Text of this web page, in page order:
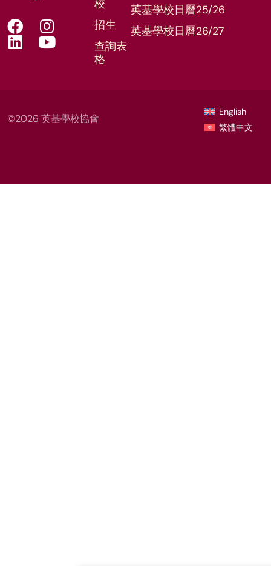
校
招生
查詢表
格
英基學校日曆25/26
英基學校日曆26/27
©2026 英基學校協會
English
繁體中文